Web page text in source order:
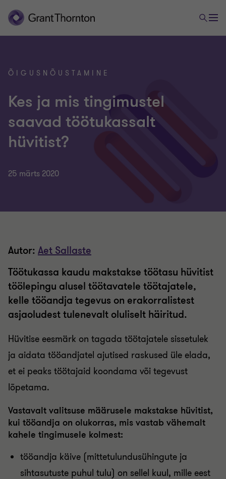
ÕIGUSNÕUSTAMINE
Kes ja mis tingimustel
saavad töötukassalt
hüvitist?
25 märts 2020
Autor: Aet Sallaste
Töötukassa kaudu makstakse töötasu hüvitist
töölepingu alusel töötavatele töötajatele,
kelle tööandja tegevus on erakorralistest
asjaoludest tulenevalt oluliselt häiritud.
Hüvitise eesmärk on tagada töötajatele sissetulek
ja aidata tööandjatel ajutised raskused üle elada,
et ei peaks töötajaid koondama või tegevust
lõpetama.
Vastavalt valitsuse määrusele makstakse hüvitist,
kui tööandja on olukorras, mis vastab vähemalt
kahele tingimusele kolmest:
tööandja käive (mittetulundusühingute ja
sihtasutuste puhul tulu) on sellel kuul, mille eest